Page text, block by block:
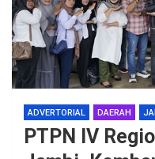
ADVERTORIAL DAERAH
PTPN IV